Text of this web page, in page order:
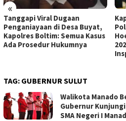
«
Tanggapi Viral Dugaan
Penganiayaan di Desa Buyat,
Kapolres Boltim: Semua Kasus
Ada Prosedur Hukumnya
TAG: GUBERNUR SULUT
Walikota Manado
Gubernur
SMA Negeri I